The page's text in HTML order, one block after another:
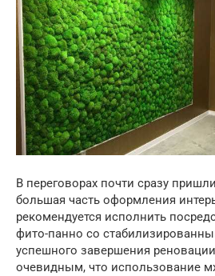
В переговорах почти сразу
большая часть оформления
рекомендуется исполнить
фито-панно со
успешного завершения
очевидным, что использование